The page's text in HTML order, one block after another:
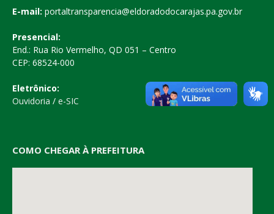
E-mail: portaltransparencia@eldoradodocarajas.pa.gov.br
Presencial:
End.: Rua Rio Vermelho, QD 051 – Centro
CEP: 68524-000
Eletrônico:
Ouvidoria / e-SIC
COMO CHEGAR À PREFEITURA